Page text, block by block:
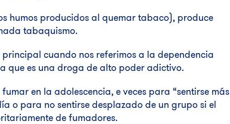
humos producidos al quemar tabaco), produce
tabaquismo.
principal cuando nos referimos a la dependencia
que es una droga de alto poder adictivo.
en la adolescencia, e veces para “sentirse más
o para no sentirse desplazado de un grupo si el
de fumadores.